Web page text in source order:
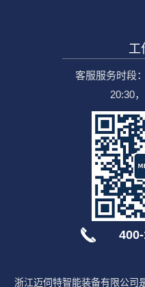
工
客服服务时段
20:30
浙江迈伺特智能装备有限公司